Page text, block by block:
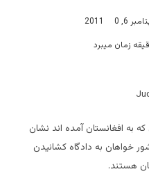
6, 2011
0
به افغانستان آمده اند نشان
خواهان به دادگاه كشانيدن
هستند.